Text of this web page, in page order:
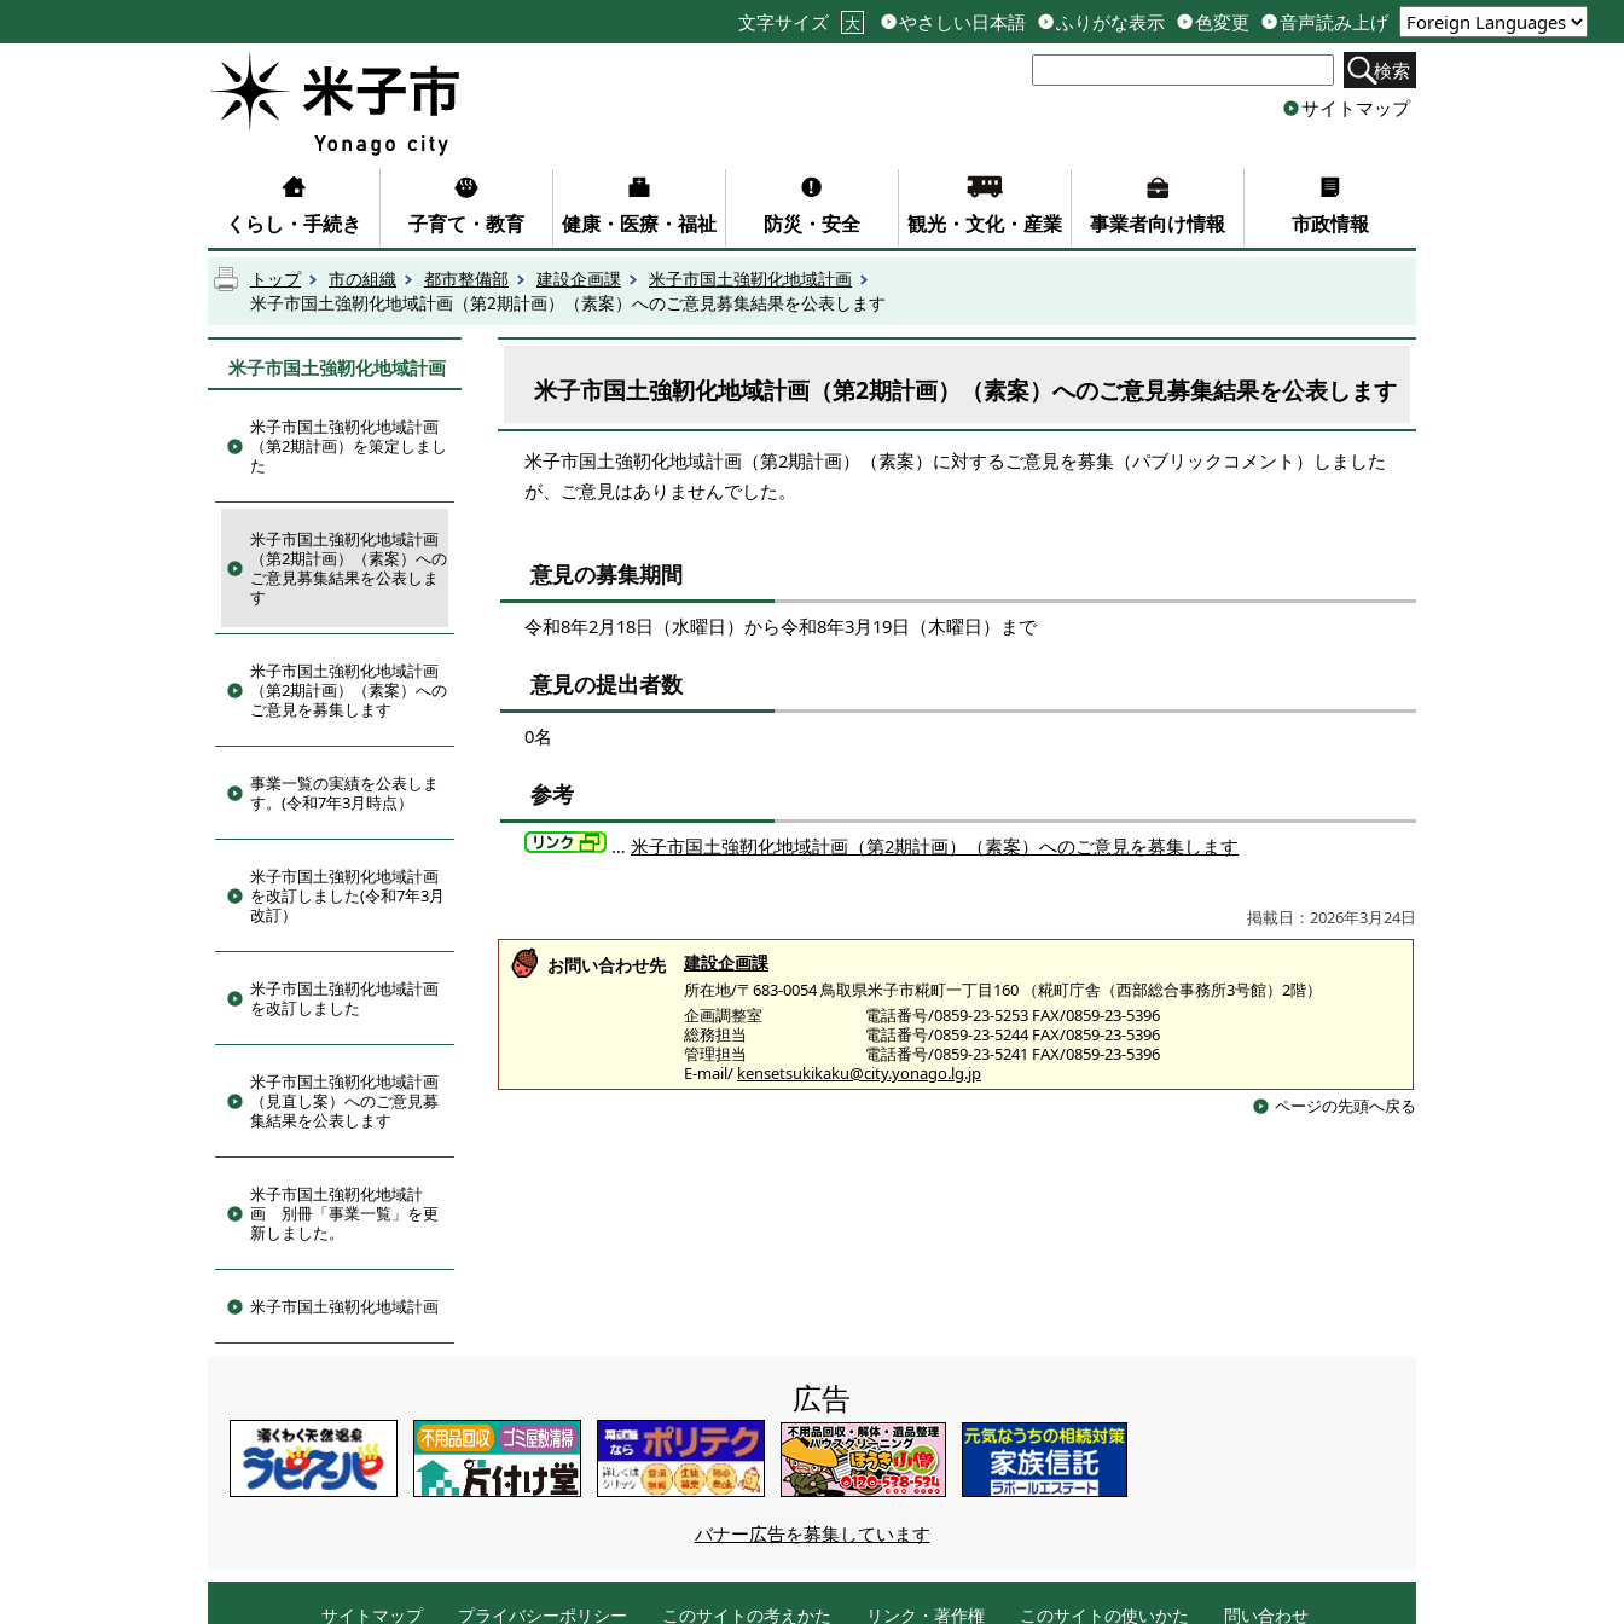
文字サイズ 大 やさしい日本語 ふりがな表示 色変更
音声読み上げ
検索
サイトマップ
くらし・手続き 子育て・教育 健康・医療・福祉 防災・安全 観光・文化・産業 事業者向け情報 市政情報
トップ 市の組織 都市整備部 建設企画課
米子市国土強靭化地域計画
米子市国土強靭化地域計画（第2期計画）（素案）へのご意見募集結果を公表します
米子市国土強靭化地域計画
米子市国土強靭化地域計画
（第2期計画）を策定しまし
た
米子市国土強靭化地域計画
（第2期計画）（素案）への
ご意見募集結果を公表しま
す
米子市国土強靭化地域計画
（第2期計画）（素案）への
ご意見を募集します
事業一覧の実績を公表しま
す。(令和7年3月時点）
米子市国土強靭化地域計画
を改訂しました(令和7年3月
改訂）
米子市国土強靭化地域計画
を改訂しました
米子市国土強靭化地域計画
（見直し案）へのご意見募
集結果を公表します
米子市国土強靭化地域計
画 別冊「事業一覧」を更
新しました。
米子市国土強靭化地域計画
米子市国土強靭化地域計画（第2期計画）（素案）へのご意見募集結果を公表します
米子市国土強靭化地域計画（第2期計画）（素案）に対するご意見を募集（パブリックコメント）しました
が、ご意見はありませんでした。
意見の募集期間
令和8年2月18日（水曜日）から令和8年3月19日（木曜日）まで
意見の提出者数
0名
参考
… 米子市国土強靭化地域計画（第2期計画）（素案）へのご意見を募集します
掲載日：2026年3月24日
お問い合わせ先 建設企画課
所在地/〒683-0054 鳥取県米子市糀町一丁目160 （糀町庁舎（西部総合事務所3号館）2階）
企画調整室
電話番号/0859-23-5253 FAX/0859-23-5396
総務担当
電話番号/0859-23-5244 FAX/0859-23-5396
管理担当
電話番号/0859-23-5241 FAX/0859-23-5396
E-mail/ kensetsukikaku@city.yonago.lg.jp
ページの先頭へ戻る
広告
バナー広告を募集しています
サイトマップ プライバシーポリシー このサイトの考えかた リンク・著作権 このサイトの使いかた 問い合わせ